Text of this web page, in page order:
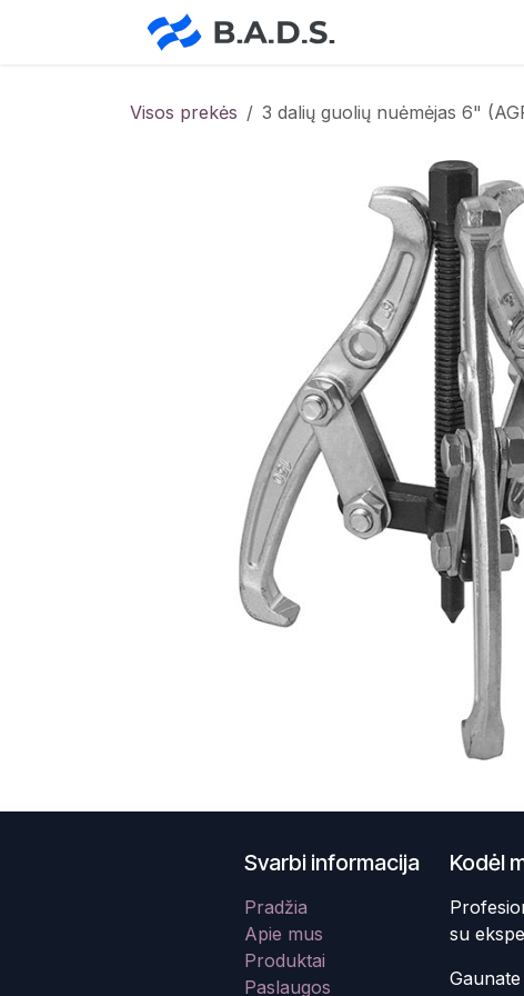
Visos prekės 3 dalių guolių nuėmėjas 6"
Kodėl
su
Svarbi informacija
Pradžia
Apie mus
Produktai
Paslaugos